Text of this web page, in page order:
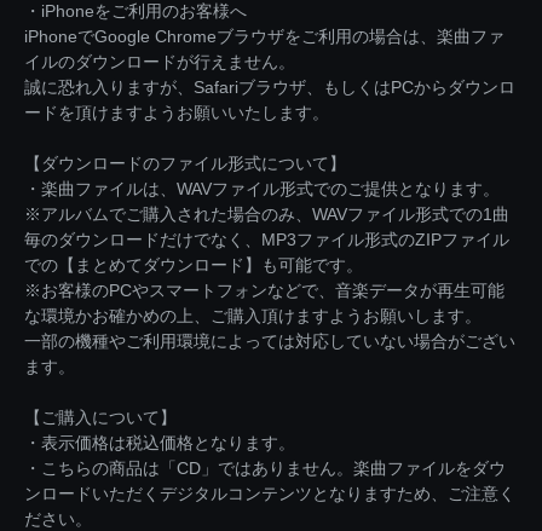
・iPhoneをご利用のお客様へ
iPhoneでGoogle Chromeブラウザをご利用の場合は、楽曲ファ
イルのダウンロードが行えません。
誠に恐れ入りますが、Safariブラウザ、もしくはPCからダウンロ
ードを頂けますようお願いいたします。
【ダウンロードのファイル形式について】
・楽曲ファイルは、WAVファイル形式でのご提供となります。
※アルバムでご購入された場合のみ、WAVファイル形式での1曲
毎のダウンロードだけでなく、MP3ファイル形式のZIPファイル
での【まとめてダウンロード】も可能です。
※お客様のPCやスマートフォンなどで、音楽データが再生可能
な環境かお確かめの上、ご購入頂けますようお願いします。
一部の機種やご利用環境によっては対応していない場合がござい
ます。
【ご購入について】
・表示価格は税込価格となります。
・こちらの商品は「CD」ではありません。楽曲ファイルをダウ
ンロードいただくデジタルコンテンツとなりますため、ご注意く
ださい。